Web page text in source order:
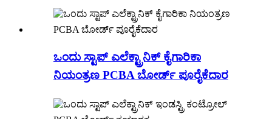
ಒಂದು ಸ್ಟಾಪ್ ಎಲೆಕ್ಟ್ರಾನಿಕ್ ಕೈಗಾರಿಕಾ
ನಿಯಂತ್ರಣ PCBA ಬೋರ್ಡ್ ಪೂರೈಕೆದಾರ